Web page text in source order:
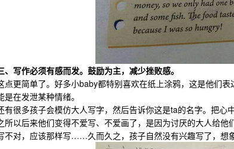
、写作必须有感而发。鼓励为主，减少挫败感。
更简单了。好多小baby都特别喜欢在纸上涂鸦，这是他们表
是在发泄某种情绪。
很多孩子会模仿大人写字，然后告诉你这是ta的名字。把心
以后来他们变得不爱写、不爱画了，是因为讨厌的大人给他
不对，应该那样写……久而久之，孩子自然没有兴趣写了，想